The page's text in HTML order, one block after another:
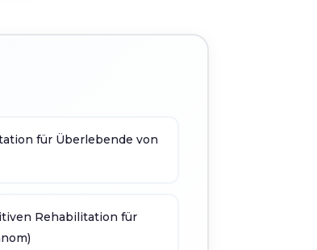
für Überlebende von
Rehabilitation für